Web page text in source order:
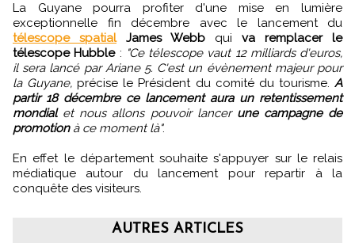
La Guyane pourra profiter d'une mise en lumière
exceptionnelle fin décembre avec le lancement du
télescope spatial
James Webb qui va remplacer le
télescope Hubble: "Ce télescope vaut 12 milliards d'euros,
il sera lancé par Ariane 5. C'est un évènement majeur pour
la Guyane, précise le Président du comité du tourisme.A
partir 18 décembre ce lancement aura un retentissement
mondialet nous allons pouvoir lancer une campagne de
promotionà ce moment là".
En effet le département souhaite s'appuyer sur le relais
médiatique autour du lancement pour repartir à la
conquête des visiteurs.
AUTRES ARTICLES